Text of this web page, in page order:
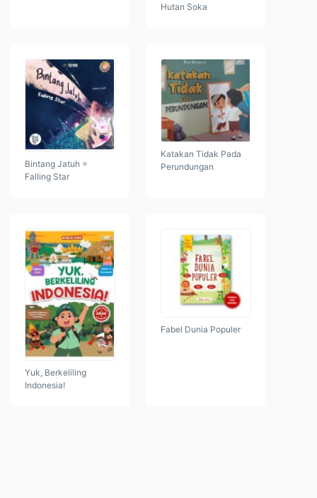
Hutan Soka
Bintang Jatuh =
Falling Star
Katakan Tidak Pada
Perundungan
Yuk, Berkeliling
Indonesia!
Fabel Dunia Populer